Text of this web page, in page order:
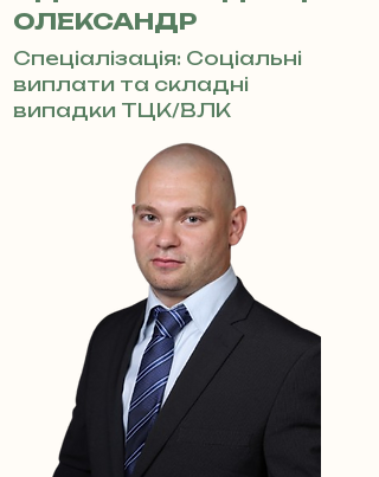
ОЛЕКСАНДР
Спеціалізація: Соціальні
виплати та складні
випадки ТЦК/ВЛК